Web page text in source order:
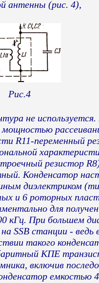
антенны (рис. 4),
Рис.4
не
R11-переменный
резистор
Конденсатор
диэлектриком
и 6 роторных
для
кГц. При большем
SSB станции - ведь
такого
КПЕ
включив
емкостью